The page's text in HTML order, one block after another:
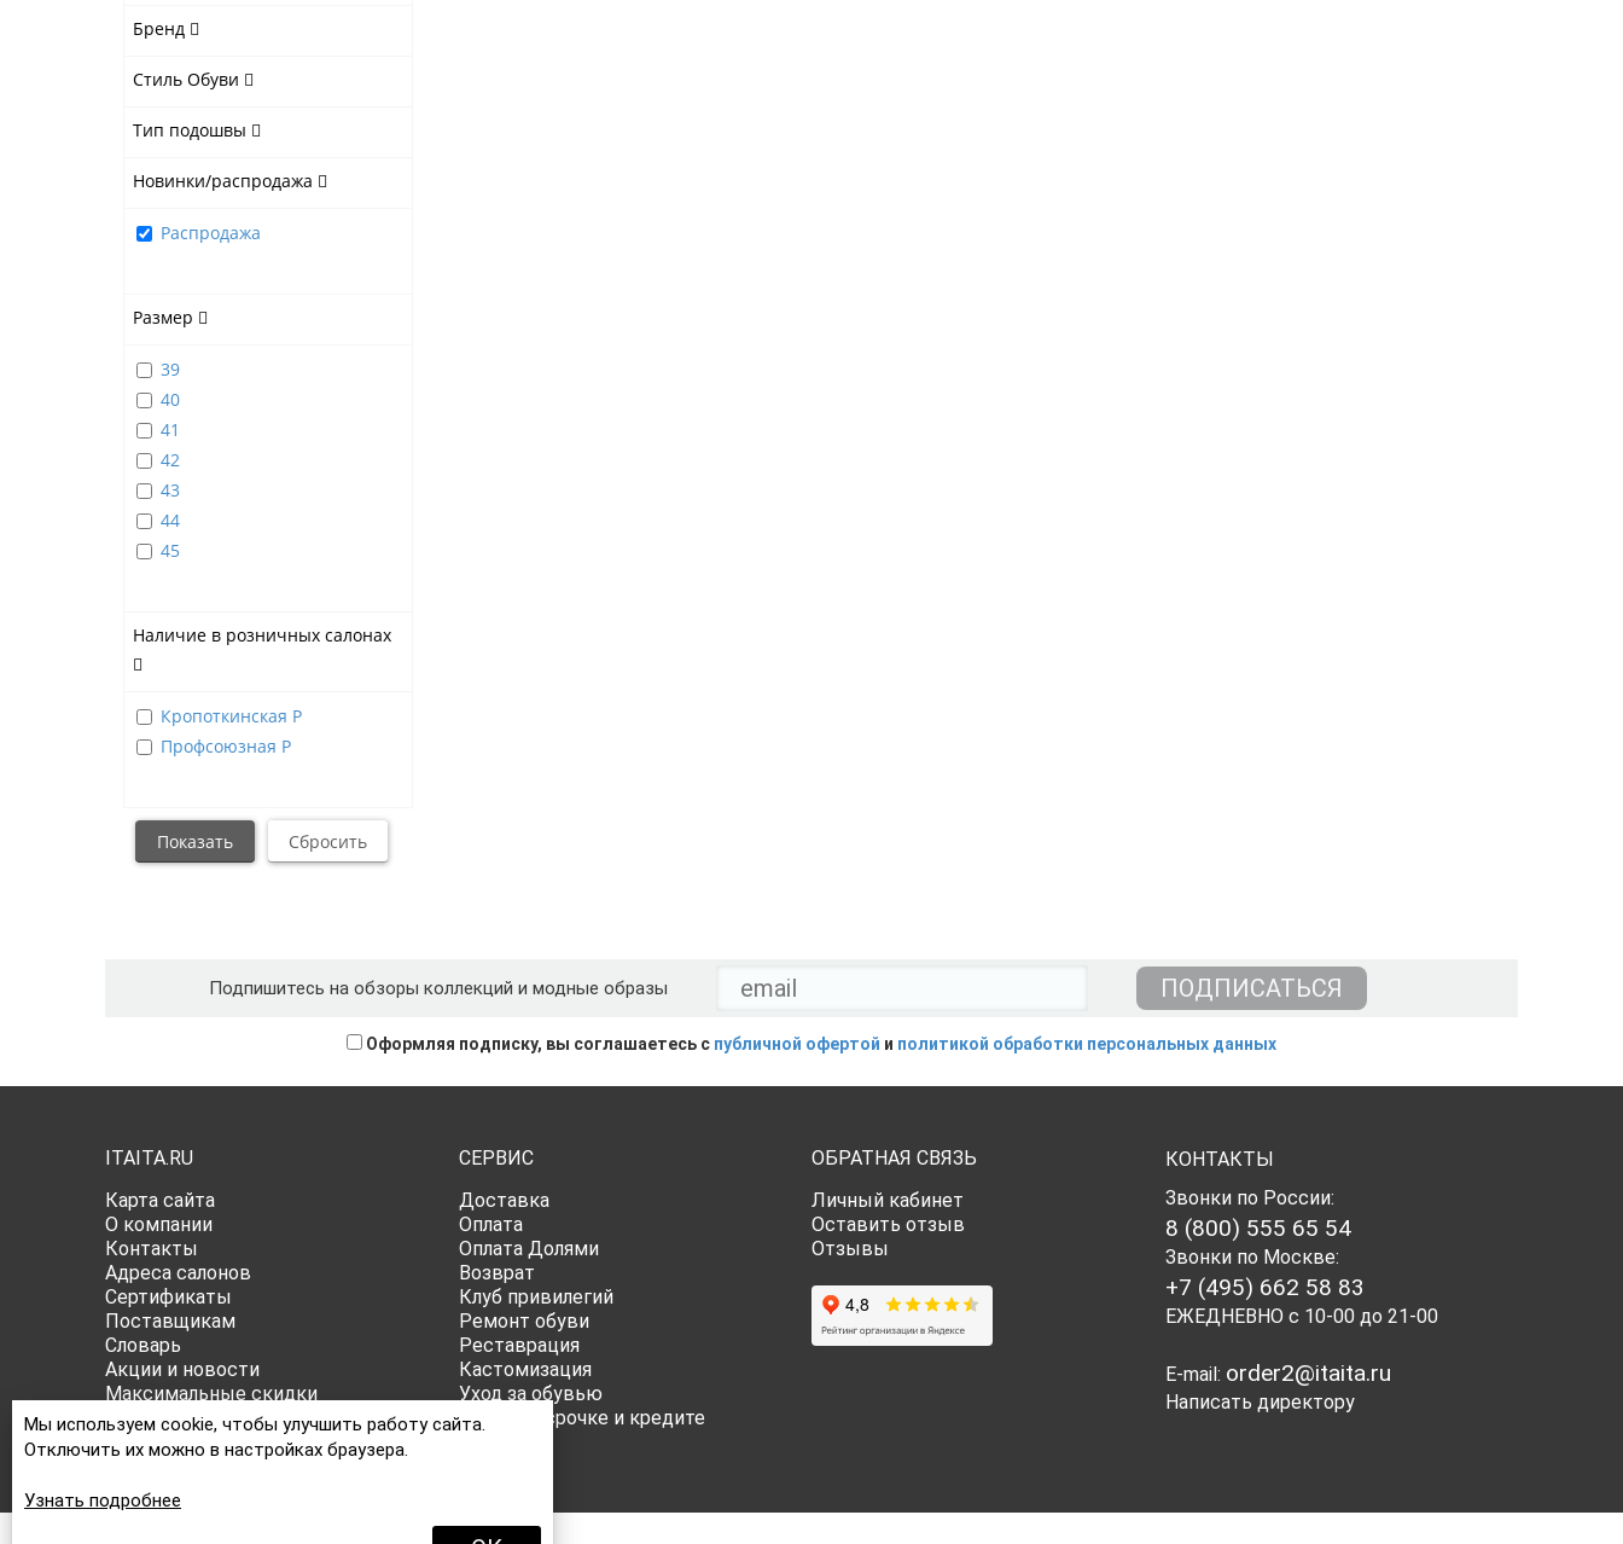
Бренд
Стиль Обуви
Тип подошвы
Новинки/распродажа
Распродажа
Размер
39
40
41
42
43
44
45
Наличие в розничных салонах
Кропоткинская Р
Профсоюзная Р
Подпишитесь на обзоры коллекций и модные образы
Оформляя подписку, вы соглашаетесь с публичной офертой и политикой обработки персональных данных
ITAITA.RU
Карта сайта
О компании
Контакты
Адреса салонов
Сертификаты
Поставщикам
Словарь
Акции и новости
Максимальные скидки
Публичная оферта
Политика конфиденциальности
СЕРВИС
Доставка
Оплата
Оплата Долями
Возврат
Клуб привилегий
Ремонт обуви
Реставрация
Кастомизация
Уход за обувью
Все о рассрочке и кредите
ОБРАТНАЯ СВЯЗЬ
Личный кабинет
Оставить отзыв
Отзывы
КОНТАКТЫ
Звонки по России:
8 (800) 555 65 54
Звонки по Москве:
+7 (495) 662 58 83
ЕЖЕДНЕВНО с 10-00 до 21-00
E-mail: order2@itaita.ru
Написать директору
Мы используем cookie, чтобы улучшить работу сайта.
Отключить их можно в настройках браузера.
Узнать подробнее